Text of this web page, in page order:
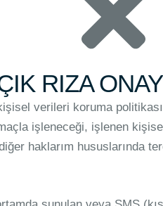
RIZA
verileri koruma
işleneceği, işlenen
haklarım hususlarında